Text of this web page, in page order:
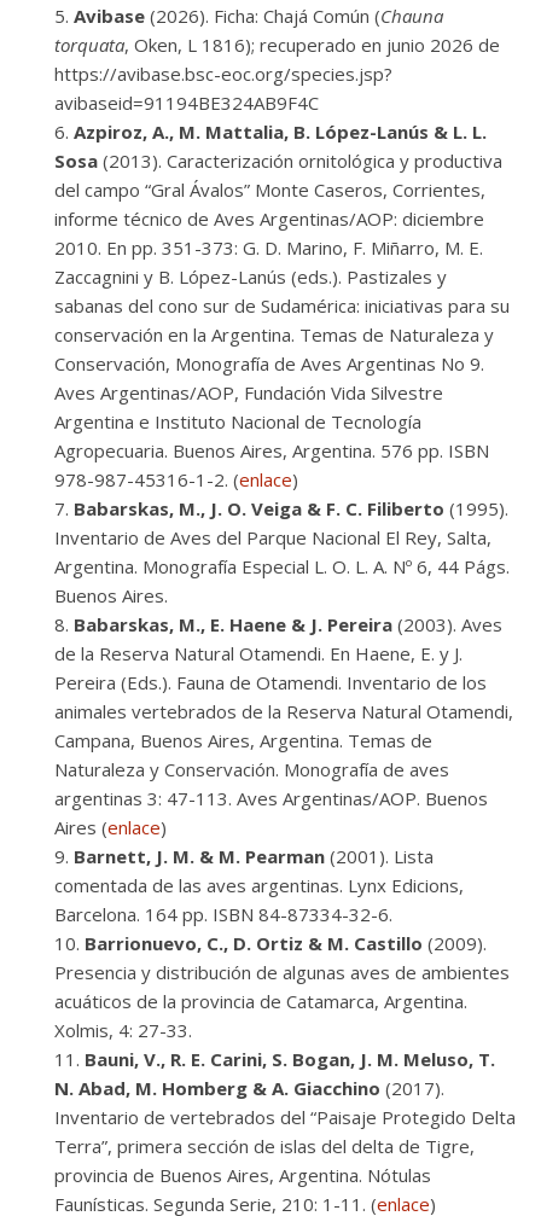
Avibase (2026). Ficha: Chajá Común (Chauna
torquata, Oken, L 1816); recuperado en junio 2026 de
https://avibase.bsc-eoc.org/species.jsp?
avibaseid=91194BE324AB9F4C
Azpiroz, A., M. Mattalia, B. López-Lanús & L. L.
Sosa (2013). Caracterización ornitológica y productiva
del campo “Gral Ávalos” Monte Caseros, Corrientes,
informe técnico de Aves Argentinas/AOP: diciembre
2010. En pp. 351-373: G. D. Marino, F. Miñarro, M. E.
Zaccagnini y B. López-Lanús (eds.). Pastizales y
sabanas del cono sur de Sudamérica: iniciativas para su
conservación en la Argentina. Temas de Naturaleza y
Conservación, Monografía de Aves Argentinas No 9.
Aves Argentinas/AOP, Fundación Vida Silvestre
Argentina e Instituto Nacional de Tecnología
Agropecuaria. Buenos Aires, Argentina. 576 pp. ISBN
978-987-45316-1-2. (enlace)
Babarskas, M., J. O. Veiga & F. C. Filiberto (1995).
Inventario de Aves del Parque Nacional El Rey, Salta,
Argentina. Monografía Especial L. O. L. A. Nº 6, 44 Págs.
Buenos Aires.
Babarskas, M., E. Haene & J. Pereira (2003). Aves
de la Reserva Natural Otamendi. En Haene, E. y J.
Pereira (Eds.). Fauna de Otamendi. Inventario de los
animales vertebrados de la Reserva Natural Otamendi,
Campana, Buenos Aires, Argentina. Temas de
Naturaleza y Conservación. Monografía de aves
argentinas 3: 47-113. Aves Argentinas/AOP. Buenos
Aires (enlace)
Barnett, J. M. & M. Pearman (2001). Lista
comentada de las aves argentinas. Lynx Edicions,
Barcelona. 164 pp. ISBN 84-87334-32-6.
Barrionuevo, C., D. Ortiz & M. Castillo (2009).
Presencia y distribución de algunas aves de ambientes
acuáticos de la provincia de Catamarca, Argentina.
Xolmis, 4: 27-33.
Bauni, V., R. E. Carini, S. Bogan, J. M. Meluso, T.
N. Abad, M. Homberg & A. Giacchino (2017).
Inventario de vertebrados del “Paisaje Protegido Delta
Terra”, primera sección de islas del delta de Tigre,
provincia de Buenos Aires, Argentina. Nótulas
Faunísticas. Segunda Serie, 210: 1-11. (enlace)